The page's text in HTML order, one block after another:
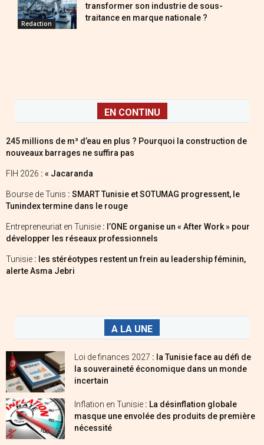
Redaction
transformer son industrie de sous-
traitance en marque nationale ?
EN CONTINU
245 millions de m³ d’eau en plus ? Pourquoi la construction de
nouveaux barrages ne suffira pas
FIH 2026 : « Jacaranda
Bourse de Tunis : SMART Tunisie et SOTUMAG progressent, le
Tunindex termine dans le rouge
Entrepreneuriat en Tunisie : l’ONE organise un « After Work » pour
développer les réseaux professionnels
Tunisie : les stéréotypes restent un frein au leadership féminin,
alerte Asma Jebri
A LA UNE
Loi de finances 2027 : la Tunisie face au défi de
la souveraineté économique dans un monde
incertain
Inflation en Tunisie : La désinflation globale
masque une envolée des produits de première
nécessité